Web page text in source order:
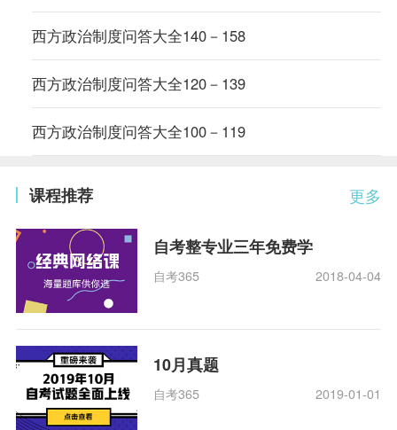
西方政治制度问答大全140－158
西方政治制度问答大全120－139
西方政治制度问答大全100－119
更多
课程推荐
自考整专业三年免费学
自考365 2018-04-04
10月真题
自考365 2019-01-01